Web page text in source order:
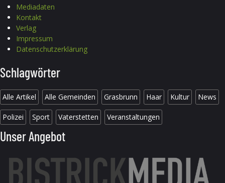
Mediadaten
Kontakt
Verlag
Impressum
Datenschutzerklärung
Schlagwörter
Alle Artikel Alle Gemeinden Grasbrunn Haar Kultur News
Polizei Sport Vaterstetten Veranstaltungen
Unser Angebot